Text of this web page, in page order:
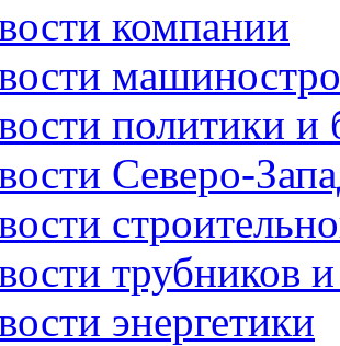
компании
политики и
Северо-
трубников
энергетики